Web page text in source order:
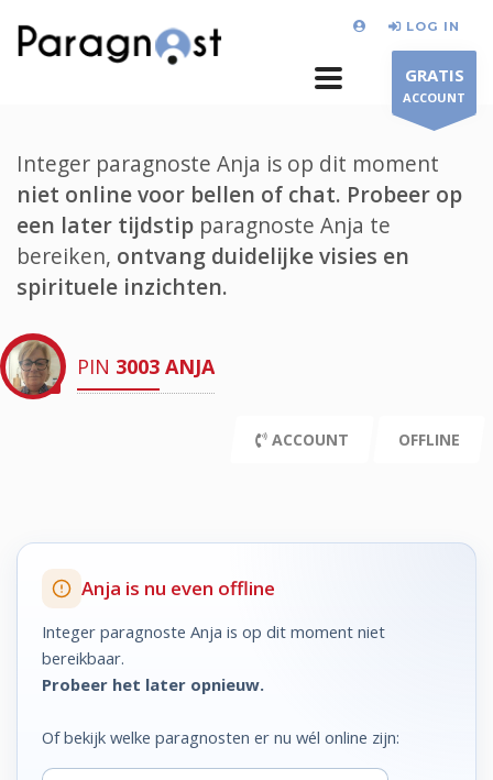
LOG IN
GRATIS
ACCOUNT
Integer paragnoste Anja is op dit moment
niet online voor bellen of chat. Probeer op
een later tijdstip paragnoste Anja te
bereiken, ontvang duidelijke visies en
spirituele inzichten.
PIN 3003 ANJA
ACCOUNT OFFLINE
Anja is nu even offline
Integer paragnoste Anja is op dit moment niet
bereikbaar.
Probeer het later opnieuw.
Of bekijk welke paragnosten er nu wél online zijn: